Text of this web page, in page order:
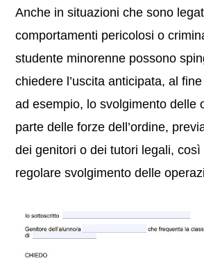
Anche in situazioni che sono
comportamenti pericolosi o
studente minorenne possono
chiedere l’uscita anticipata, al
ad esempio, lo svolgimento delle
parte delle forze dell’ordine,
dei genitori o dei tutori legali, così
regolare svolgimento delle